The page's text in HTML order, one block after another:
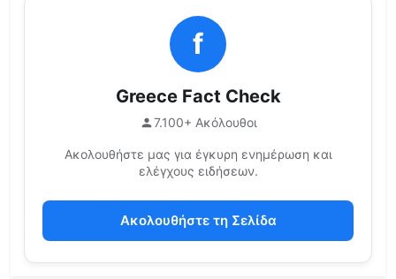
f
Greece Fact Check
7.100+ Ακόλουθοι
Ακολουθήστε μας για έγκυρη ενημέρωση και
ελέγχους ειδήσεων.
Ακολουθήστε τη Σελίδα